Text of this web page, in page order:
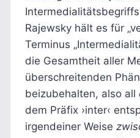
Rajewsky hält es für
Terminus
die Gesamtheit aller
überschreitenden
beizubehalten, also all
dem Präfix ›inter‹
irgendeiner Weise